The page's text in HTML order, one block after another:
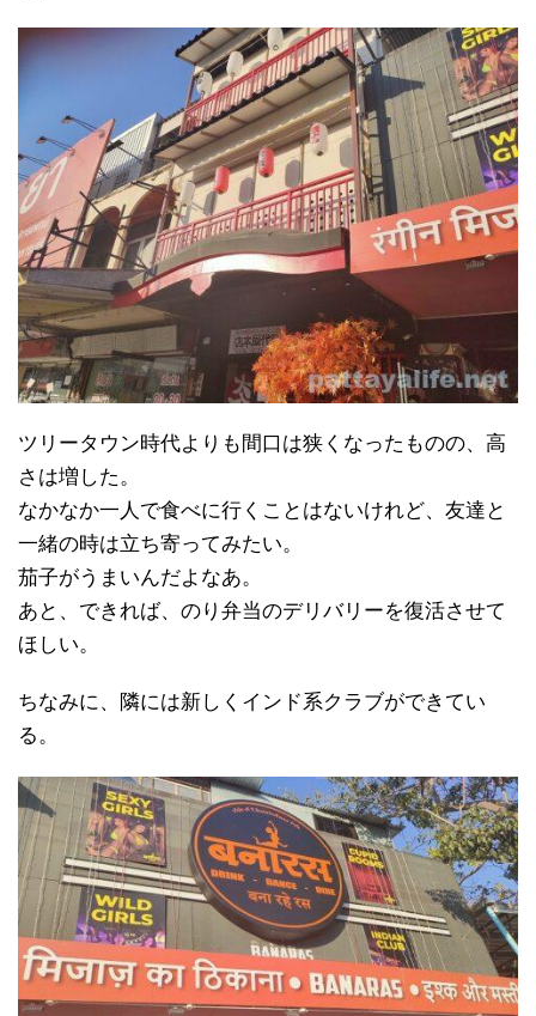
ツリータウン時代よりも間口は狭くなったものの、高
さは増した。
なかなか一人で食べに行くことはないけれど、友達と
一緒の時は立ち寄ってみたい。
茄子がうまいんだよなあ。
あと、できれば、のり弁当のデリバリーを復活させて
ほしい。
ちなみに、隣には新しくインド系クラブができてい
る。